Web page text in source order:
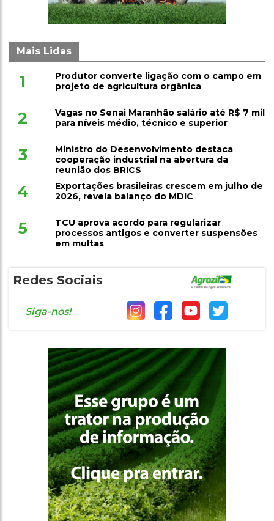
Mais Lidas
1
Produtor converte ligação com o campo em
projeto de agricultura orgânica
2
Vagas no Senai Maranhão salário até R$ 7 mil
para níveis médio, técnico e superior
3
Ministro do Desenvolvimento destaca
cooperação industrial na abertura da
reunião dos BRICS
4
Exportações brasileiras crescem em julho de
2026, revela balanço do MDIC
5
TCU aprova acordo para regularizar
processos antigos e converter suspensões
em multas
Redes Sociais
Siga-nos!